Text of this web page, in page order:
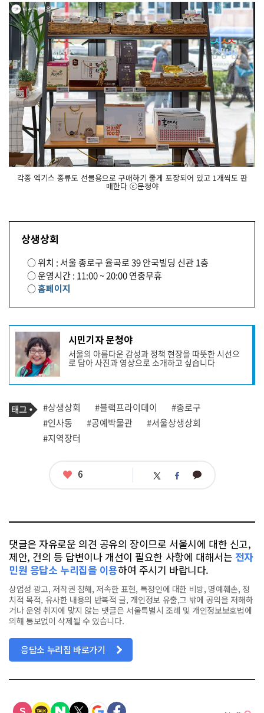
각종 엑기스 종류도 선물용으로 구매하기 좋게 포장되어 있고 1개씩도 판
매한다 ⓒ문청야
상생상회
○ 위치 : 서울 종로구 율곡로 39 안국빌딩 신관 1층
○ 운영시간 : 11:00 ~ 20:00 연중무휴
○홈페이지
기
사
작
성
자
프
필
시민기자 문청야
서울의 아름다운 감성과 정책 현장을 따뜻한 시선으
로 담아 사진과 영상으로 소개하고 싶습니다
기
사
관
련
태
태
그
#상생상회 #블랙프라이데이
#종로구
#인사동
#공예박물관
#서울상생상회
#지역장터
좋
6 트 페 카
댓글은 자유로운 의견 공유의 장이므로 서울시에 대한 신고,
제안, 건의 등 답변이나 개선이 필요한 사항에 대해서는 전자
민원 응답소 누리집을 이용하여 주시기 바랍니다.
상업성 광고, 저작권 침해, 저속한 표현, 특정인에 대한 비방, 명예훼손, 정
치적 목적, 유사한 내용의 반복적 글, 개인정보 유출,그 밖에 공익을 저해하
거나 운영 취지에 맞지 않는 댓글은 서울특별시 조례 및 개인정보보호법에
의해 통보없이 삭제될 수 있습니다.
응답소 누리집 바로가기